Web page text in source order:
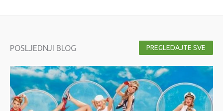
POSLJEDNJI BLOG PREGLEDAJTE SVE